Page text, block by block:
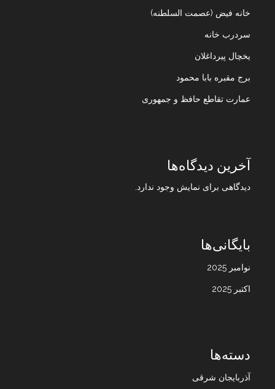
خانه فیض (عصمت السلطنه)
سردرب خانه
یخچال پیرداغلان
برج مقبره بابا محمود
عمارت تقاطع حافظ و جمهوری
آخرین دیدگاه‌ها
دیدگاهی برای نمایش وجود ندارد.
بایگانی‌ها
نوامبر 2025
اکتبر 2025
دسته‌ها
آذربایجان شرقی